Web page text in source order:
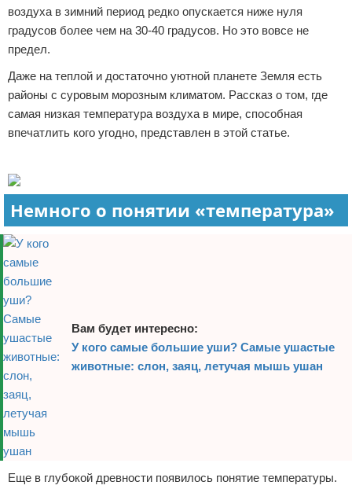
Экономика
Разное
Отказ от ответственности
воздуха в зимний период редко опускается ниже нуля
градусов более чем на 30-40 градусов. Но это вовсе не
предел.
Даже на теплой и достаточно уютной планете Земля есть
районы с суровым морозным климатом. Рассказ о том, где
самая низкая температура воздуха в мире, способная
впечатлить кого угодно, представлен в этой статье.
Немного о понятии «температура»
Вам будет интересно:
У кого самые большие уши? Самые ушастые
животные: слон, заяц, летучая мышь ушан
Еще в глубокой древности появилось понятие температуры.